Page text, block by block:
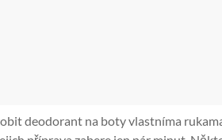
deodorant na boty vlastníma